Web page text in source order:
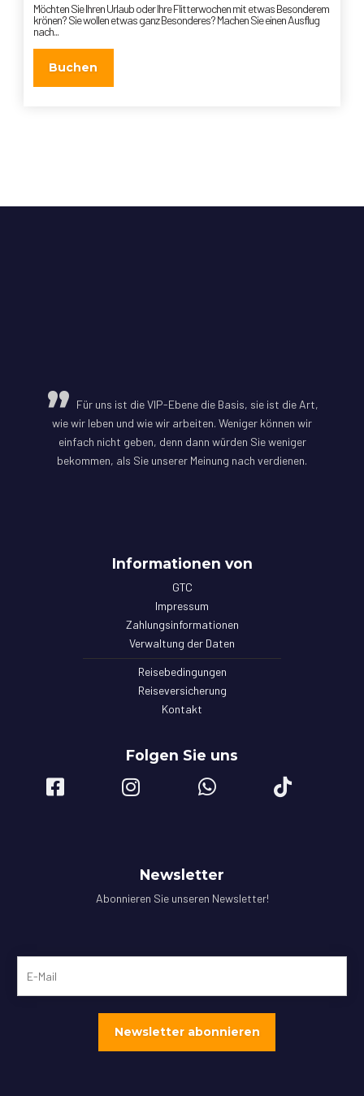
Möchten Sie Ihren Urlaub oder Ihre Flitterwochen mit etwas Besonderem
krönen? Sie wollen etwas ganz Besonderes? Machen Sie einen Ausflug
nach...
Buchen
Für uns ist die VIP-Ebene die Basis, sie ist die Art,
wie wir leben und wie wir arbeiten. Weniger können wir
einfach nicht geben, denn dann würden Sie weniger
bekommen, als Sie unserer Meinung nach verdienen.
Informationen von
GTC
Impressum
Zahlungsinformationen
Verwaltung der Daten
Reisebedingungen
Reiseversicherung
Kontakt
Folgen Sie uns
Newsletter
Abonnieren Sie unseren Newsletter!